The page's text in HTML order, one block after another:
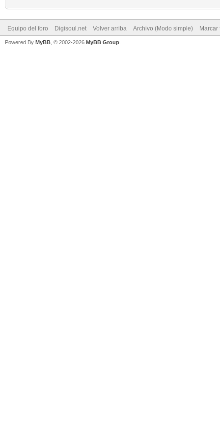
Equipo del foro Digisoul.net Volver arriba Archivo (Modo simple)
Powered By MyBB , © 2002-2026 MyBB Group